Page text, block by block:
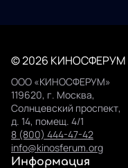
© 2026 КИНОСФЕРУМ
ООО «КИНОСФЕРУМ»
119620, г. Москва,
Солнцевский проспект,
д. 14, помещ. 4/1
8 (800) 444-47-42
info@kinosferum.org
Информация